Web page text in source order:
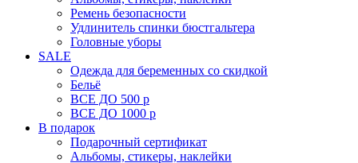
Ремень безопасности
Удлинитель спинки бюстгальтера
Головные уборы
SALE
Одежда для беременных со скидкой
Бельё
ВСЕ ДО 500 р
ВСЕ ДО 1000 р
В подарок
Подарочный сертификат
Альбомы, стикеры, наклейки